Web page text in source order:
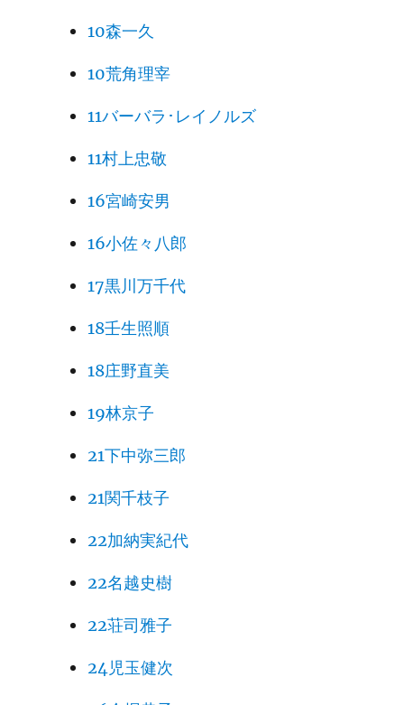
10森一久
10荒角理宰
11バーバラ･レイノルズ
11村上忠敬
16宮崎安男
16小佐々八郎
17黒川万千代
18壬生照順
18庄野直美
19林京子
21下中弥三郎
21関千枝子
22加納実紀代
22名越史樹
22荘司雅子
24児玉健次